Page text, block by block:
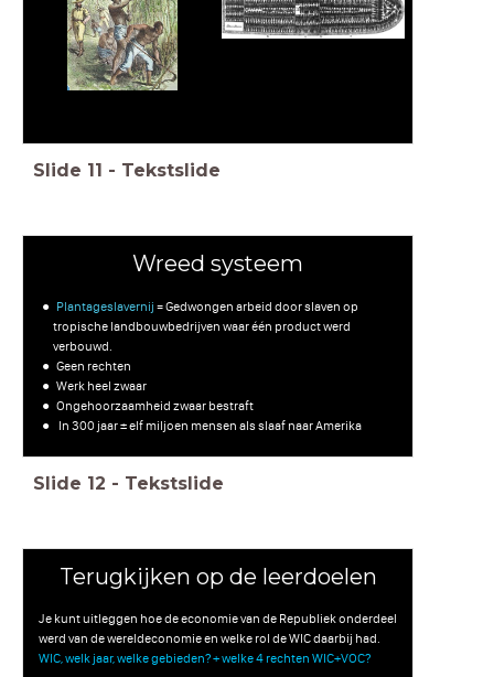
Slide 11 - Tekstslide
Wreed systeem
Plantageslavernij = Gedwongen arbeid door slaven op
tropische landbouwbedrijven waar één product werd
verbouwd.
Geen rechten
Werk heel zwaar
Ongehoorzaamheid zwaar bestraft
In 300 jaar ± elf miljoen mensen als slaaf naar Amerika
Slide 12 - Tekstslide
Terugkijken op de leerdoelen
Je kunt uitleggen hoe de economie van de Republiek onderdeel
werd van de wereldeconomie en welke rol de WIC daarbij had.
WIC, welk jaar, welke gebieden? + welke 4 rechten WIC+VOC?